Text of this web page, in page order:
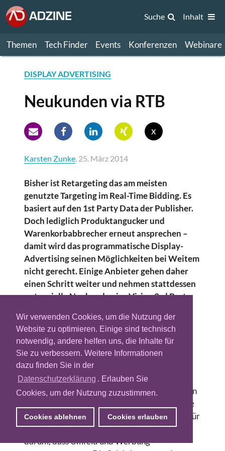
Wir verwenden Cookies, um die Nutzung der
Website zu optimieren. Einige sind technisch
notwendig, andere helfen uns, die Inhalte für
Sie zu verbessern. Weitere Informationen
dazu finden Sie in der
Datenschutzerklärung . Erlauben Sie
Cookies, um der Nutzung zuzustimmen.
Cookies ablehnen Cookies erlauben
Themen Tech Finder Events Konferenzen Webinare
Suche Inhalt
DISPLAY ADVERTISING
Neukunden via RTB
x
Karsten Zunke, 25. März 2014
Bisher ist Retargeting das am meisten
genutzte Targeting im Real-Time Bidding. Es
basiert auf den 1st Party Data der Publisher.
Doch lediglich Produktangucker und
Warenkorbabbrecher erneut ansprechen –
damit wird das programmatische Display-
Advertising seinen Möglichkeiten bei Weitem
nicht gerecht. Einige Anbieter gehen daher
einen Schritt weiter und nehmen stattdessen
potenzielle Neukunden ins Visier. 3rd Party
CRM-Daten und die bisher völlig
unterschätzen 2nd Party Data.
Die einen nennen es New Audience Targeting,
die anderen Prospecting. Gemeint ist das
Gleiche: nämlich die gezielte Ansprache von
potenziellen Neukunden mit Display-Ads, die in
vielen Fällen über Real-Time-Bidding-Systeme
ausgespielt werden. Eine gute Möglichkeit dafür
ist das Contextual Targeting. Hier geht es
darum, dass Umfeld und Werbung